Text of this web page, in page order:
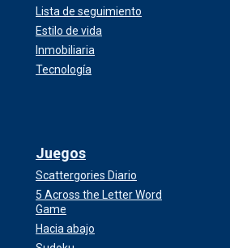
Lista de seguimiento
Estilo de vida
Inmobiliaria
Tecnología
Juegos
Scattergories Diario
5 Across the Letter Word
Game
Hacia abajo